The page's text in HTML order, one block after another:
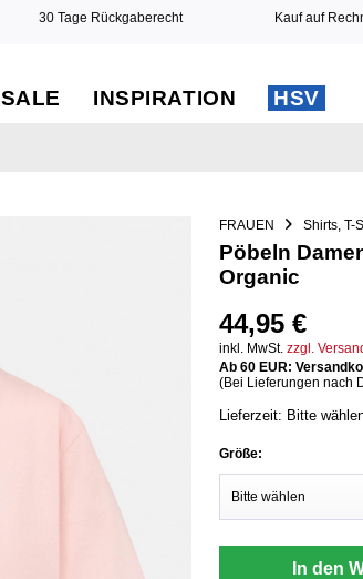
30 Tage Rückgaberecht Kauf auf
SALE INSPIRATION HSV
FRAUEN Shirts, T-
Pöbeln
Organic
44,95 €
inkl. MwSt.zzgl.
Ab 60 EUR:
(Bei Lieferungen nach
Lieferzeit: Bitte
Größe:
In den